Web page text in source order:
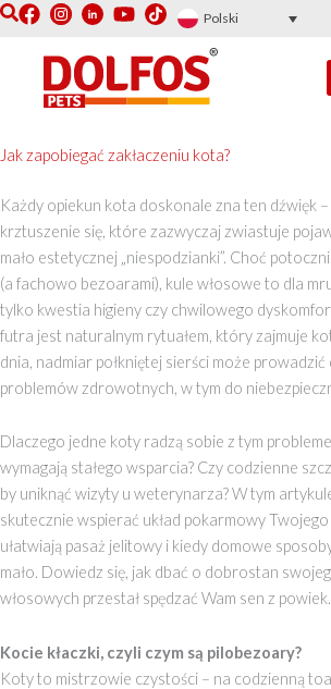
Przejdź
F
k
Y
u
t
u
e
T
k
t
o
Polski
Jak zapobiegać zakłaczeniu kota?
Każdy opiekun kota doskonale zna ten dźwięk
krztuszenie się, które zazwyczaj zwiastuje
mało estetycznej „niespodzianki”. Choć
(a fachowo bezoarami), kule włosowe to dla
tylko kwestia higieny czy chwilowego
futra jest naturalnym rytuałem, który zajmuje
dnia, nadmiar połkniętej sierści może
problemów zdrowotnych, w tym do
Dlaczego jedne koty radzą sobie z tym
wymagają stałego wsparcia? Czy codzienne
by uniknąć wizyty u weterynarza? W tym
skutecznie wspierać układ pokarmowy
ułatwiają pasaż jelitowy i kiedy domowe
mało. Dowiedz się, jak dbać o dobrostan
włosowych przestał spędzać Wam sen z powiek.
Kocie kłaczki, czyli czym są pilobezoary?
Koty to mistrzowie czystości – na codzienną